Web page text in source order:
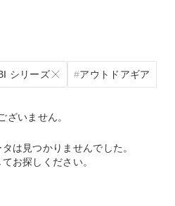
シリーズ アウトドアギア
ざいません。
は見つかりませんでした。
お探しください。